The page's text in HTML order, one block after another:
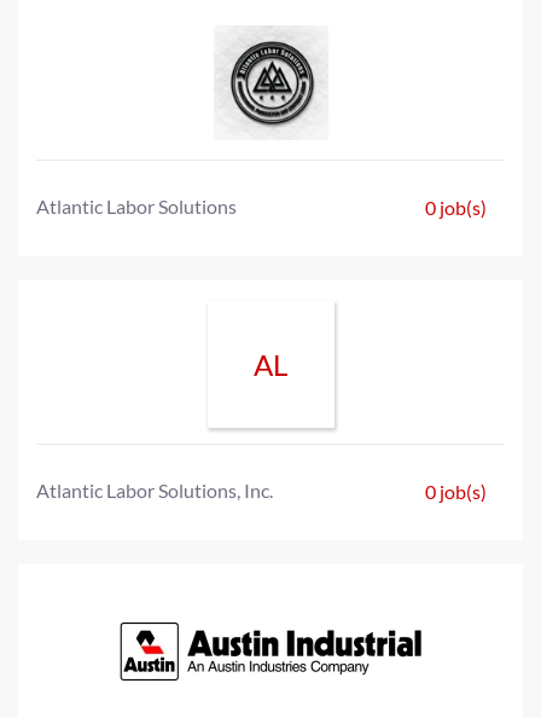
Atlantic Labor Solutions 0 job(s)
AL
Atlantic Labor Solutions, Inc. 0 job(s)